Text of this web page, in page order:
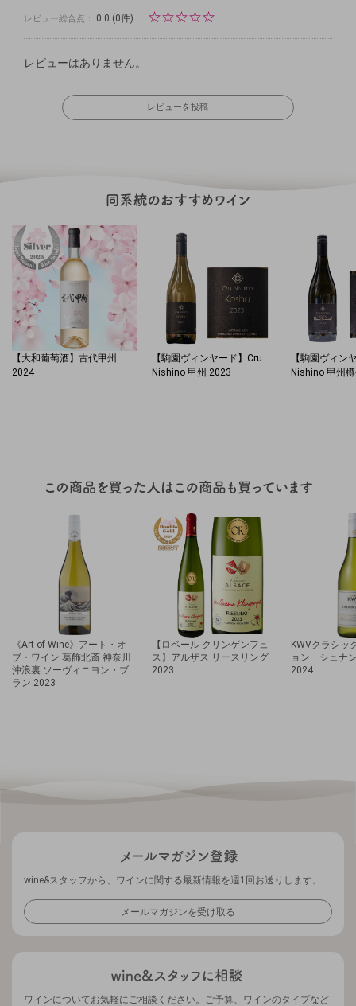
レビュー総合点： 0.0 (0件) ☆☆☆☆☆
レビューはありません。
レビューを投稿
【大和葡萄酒】古代甲州
2024
【駒園ヴィンヤード】Cru
Nishino 甲州 2023
【駒園ヴィン
Nishino 甲州
《Art of Wine》アート・オ
ブ・ワイン 葛飾北斎 神奈川
沖浪裏 ソーヴィニヨン・ブ
ラン 2023
【ロベール クリンゲンフュ
ス】アルザス リースリング
2023
KWVクラシッ
ョン シュナ
2024
wine&スタッフから、ワインに関する最新情報を週1回お送りします。
メールマガジンを受け取る
ワインについてお気軽にご相談ください。ご予算、ワインのタイプなど